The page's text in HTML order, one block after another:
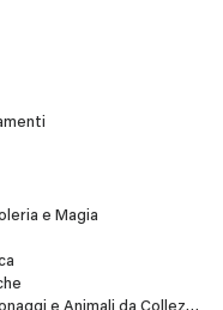
e Magia
e Animali da Collezione